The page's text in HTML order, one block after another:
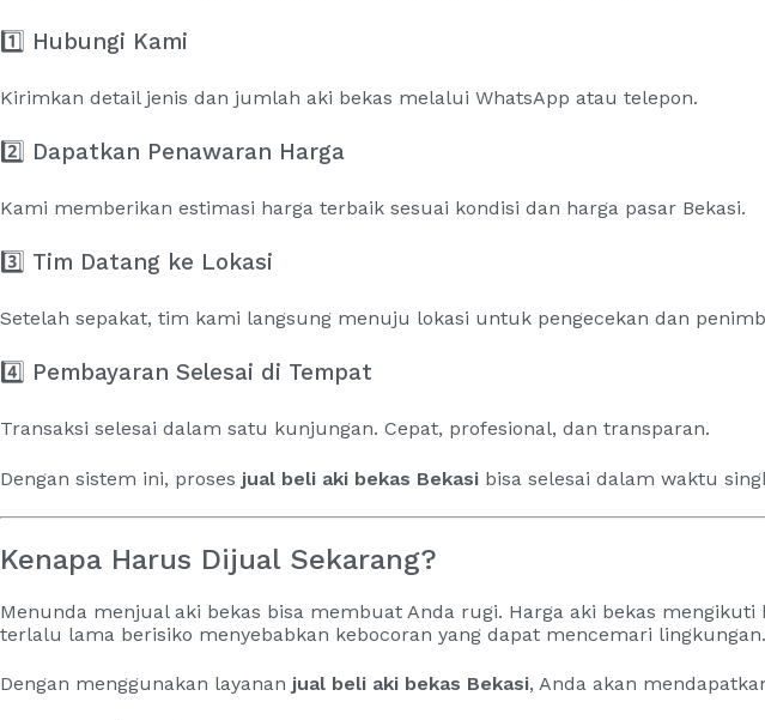
1️⃣ Hubungi Kami
Kirimkan detail jenis dan jumlah aki bekas melalui WhatsApp atau telepon.
2️⃣ Dapatkan Penawaran Harga
Kami memberikan estimasi harga terbaik sesuai kondisi dan harga pasar Bekasi.
3️⃣ Tim Datang ke Lokasi
Setelah sepakat, tim kami langsung menuju lokasi untuk pengecekan dan
4️⃣ Pembayaran Selesai di Tempat
Transaksi selesai dalam satu kunjungan. Cepat, profesional, dan transparan.
Dengan sistem ini, proses jual beli aki bekas Bekasi bisa selesai dalam waktu
Kenapa Harus Dijual Sekarang?
Menunda menjual aki bekas bisa membuat Anda rugi. Harga aki bekas
terlalu lama berisiko menyebabkan kebocoran yang dapat mencemari lingkungan.
Dengan menggunakan layanan jual beli aki bekas Bekasi, Anda akan